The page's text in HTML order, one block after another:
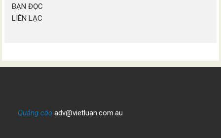
BẠN ĐỌC
LIÊN LẠC
Quảng cáo adv@vietluan.com.au